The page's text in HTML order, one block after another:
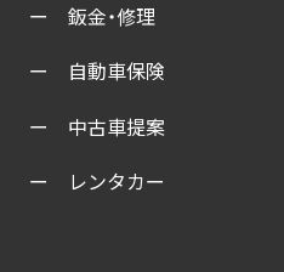
鈑金・修理
自動車保険
中古車提案
レンタカー